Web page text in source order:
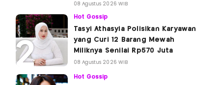
08 Agustus 2026 WIB
Hot Gossip
Tasyi Athasyia Polisikan Karyawan
yang Curi 12 Barang Mewah
Miliknya Senilai Rp570 Juta
08 Agustus 2026 WIB
Hot Gossip